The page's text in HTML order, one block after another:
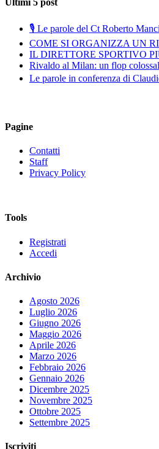
Ultimi 5 post
🎙️ Le parole del Ct Roberto
COME SI ORGANIZZA UN
IL DIRETTORE SPORTIVO
Rivaldo al Milan: un flop
Le parole in conferenza di
Pagine
Contatti
Staff
Privacy Policy
Tools
Registrati
Accedi
Archivio
Agosto 2026
Luglio 2026
Giugno 2026
Maggio 2026
Aprile 2026
Marzo 2026
Febbraio 2026
Gennaio 2026
Dicembre 2025
Novembre 2025
Ottobre 2025
Settembre 2025
Iscriviti